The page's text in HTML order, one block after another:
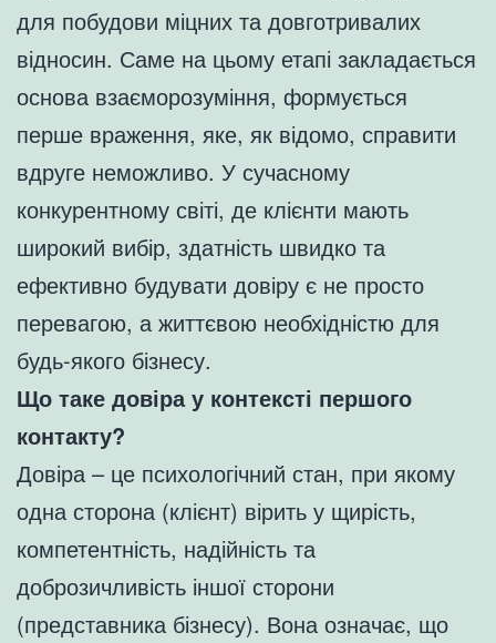
для побудови міцних та довготривалих
відносин. Саме на цьому етапі закладається
основа взаєморозуміння, формується
перше враження, яке, як відомо, справити
вдруге неможливо. У сучасному
конкурентному світі, де клієнти мають
широкий вибір, здатність швидко та
ефективно будувати довіру є не просто
перевагою, а життєвою необхідністю для
будь-якого бізнесу.
Що таке довіра у контексті першого
контакту?
Довіра – це психологічний стан, при якому
одна сторона (клієнт) вірить у щирість,
компетентність, надійність та
доброзичливість іншої сторони
(представника бізнесу). Вона означає, що